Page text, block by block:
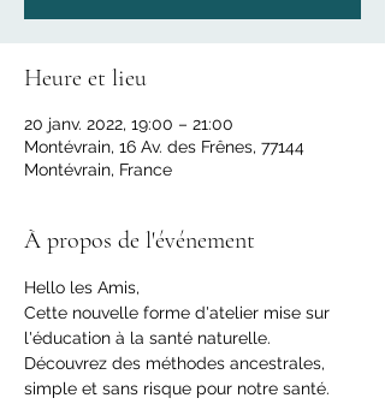
Heure et lieu
20 janv. 2022, 19:00 – 21:00
Montévrain, 16 Av. des Frênes, 77144
Montévrain, France
À propos de l'événement
Hello les Amis,
Cette nouvelle forme d'atelier mise sur
l'éducation à la santé naturelle.
Découvrez des méthodes ancestrales,
simple et sans risque pour notre santé.